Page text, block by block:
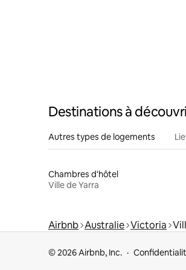
Destinations à
Autres types de logements
Chambres d'hôtel
Ville de Yarra
Airbnb Australie Victoria
© 2026 Airbnb, Inc.